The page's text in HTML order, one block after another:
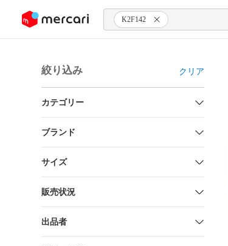
ツにスキップ K2F142
絞り込み クリア
カテゴリー
ブランド
サイズ
販売状況
出品者